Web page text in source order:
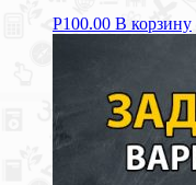
Р100.00 В корзину